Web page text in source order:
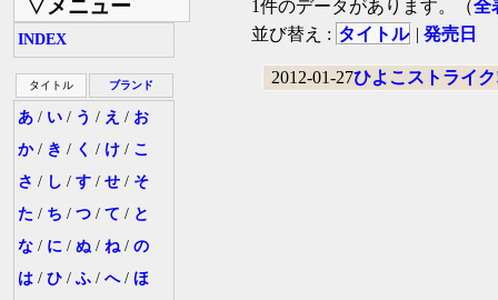
▽メニュー
INDEX
タイトル ブランド
あ / い / う / え / お
か/ き / く / け / こ
さ / し / す / せ / そ
た / ち / つ / て / と
な / に / ぬ / ね/ の
は / ひ / ふ / へ/ ほ
1件のデータがあります。（全
並び替え : タイトル | 発売日
2012-01-27ひよこストライ